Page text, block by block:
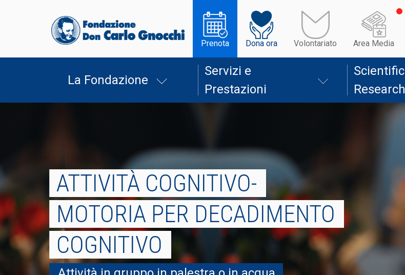
Prenota Dona ora Volontariato Area Media
La Fondazione
Servizi e
Prestazioni
Scientific
Research
ATTIVITÀ COGNITIVO-
MOTORIA PER DECADIMENTO
COGNITIVO